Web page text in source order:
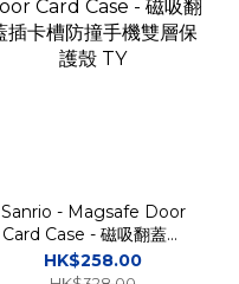
Sanrio - Magsafe Door
Card Case - 磁吸翻蓋插
卡槽防撞手機雙層保護殼
TY
HK$258.00